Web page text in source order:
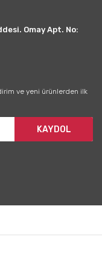
Omay Apt. No:
ve yeni ürünlerden ilk
KAYDOL